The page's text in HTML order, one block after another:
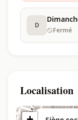
D
Fermé
Localisation